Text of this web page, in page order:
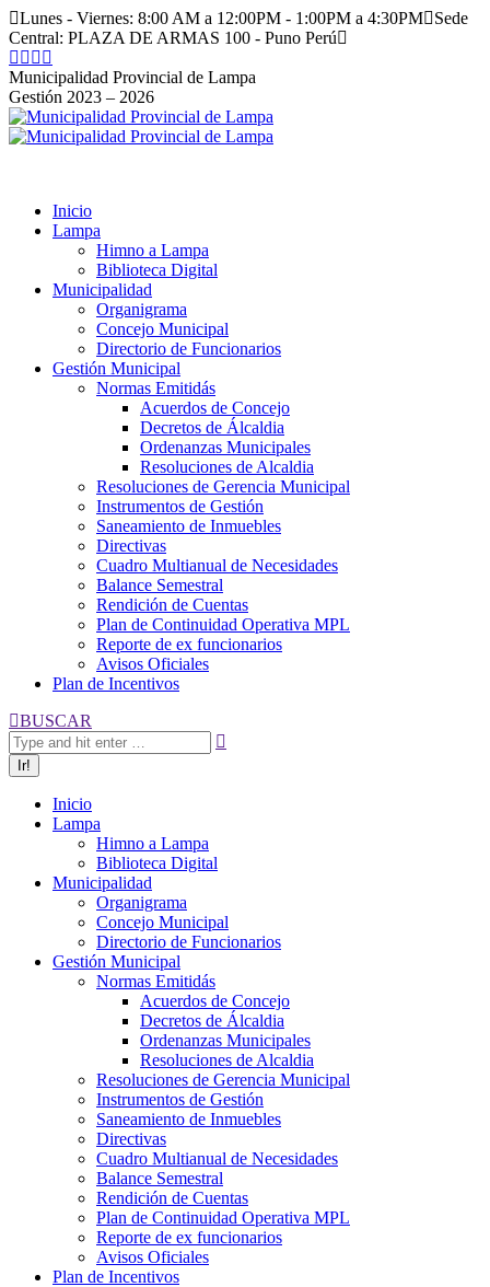
Saltar
al
contenido
Lunes - Viernes: 8:00 AM a 12:00PM - 1:00PM a 4:30PM
Sede
Central: PLAZA DE ARMAS 100 - Puno Perú
Facebook
page
opens
in
new
Instagram
page
opens
in
new
YouTube
page
opens
in
new
page
opens
in
new
Municipalidad Provincial de Lampa
Gestión 2023 – 2026
Inicio
Lampa
Himno a Lampa
Biblioteca Digital
Municipalidad
Organigrama
Concejo Municipal
Directorio de Funcionarios
Gestión Municipal
Normas Emitidás
Acuerdos de Concejo
Decretos de Álcaldia
Ordenanzas Municipales
Resoluciones de Alcaldia
Resoluciones de Gerencia Municipal
Instrumentos de Gestión
Saneamiento de Inmuebles
Directivas
Cuadro Multianual de Necesidades
Balance Semestral
Rendición de Cuentas
Plan de Continuidad Operativa MPL
Reporte de ex funcionarios
Avisos Oficiales
Plan de Incentivos
Buscar:
BUSCAR
Inicio
Lampa
Himno a Lampa
Biblioteca Digital
Municipalidad
Organigrama
Concejo Municipal
Directorio de Funcionarios
Gestión Municipal
Normas Emitidás
Acuerdos de Concejo
Decretos de Álcaldia
Ordenanzas Municipales
Resoluciones de Alcaldia
Resoluciones de Gerencia Municipal
Instrumentos de Gestión
Saneamiento de Inmuebles
Directivas
Cuadro Multianual de Necesidades
Balance Semestral
Rendición de Cuentas
Plan de Continuidad Operativa MPL
Reporte de ex funcionarios
Avisos Oficiales
Plan de Incentivos